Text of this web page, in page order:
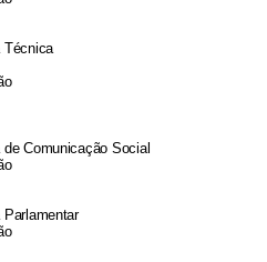
Técnica
Comunicação Social